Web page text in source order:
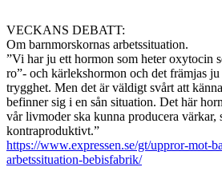
VECKANS DEBATT:
Om barnmorskornas arbetssituation.
”Vi har ju ett hormon som heter oxytocin
ro”- och kärlekshormon och det främjas
trygghet. Men det är väldigt svårt att
befinner sig i en sån situation. Det här
vår livmoder ska kunna producera värkar,
kontraproduktivt.”
https://www.expressen.se/gt/uppror-mot-
arbetssituation-bebisfabrik/